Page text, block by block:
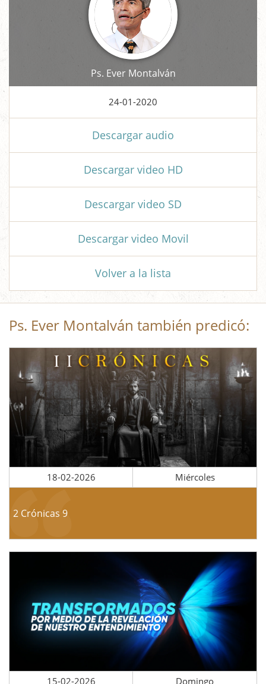
Ps. Ever Montalván
24-01-2020
Descargar audio
Descargar video HD
Descargar video SD
Descargar video Movil
Volver a la lista
Ps. Ever Montalván también predicó:
18-02-2026 Miércoles
2 Crónicas 9
15-02-2026 Domingo